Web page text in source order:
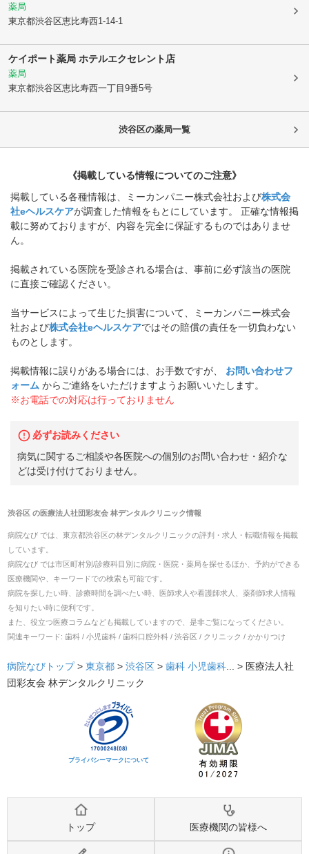
薬局
東京都渋谷区恵比寿西1-14-1
ケイポート薬局 ホテルエクセレント店
薬局
東京都渋谷区恵比寿西一丁目9番5号
渋谷区の薬局一覧
《掲載している情報についてのご注意》
掲載している各種情報は、ミーカンパニー株式会社および株式会
社eヘルスケアが調査した情報をもとにしています。 正確な情報掲
載に努めておりますが、内容を完全に保証するものではありませ
ん。
掲載されている医院を受診される場合は、事前に必ず該当の医院
に直接ご確認ください。
当サービスによって生じた損害について、ミーカンパニー株式会
社および株式会社eヘルスケアではその賠償の責任を一切負わない
ものとします。
掲載情報に誤りがある場合には、お手数ですが、
お問い合わせフ
ォーム からご連絡をいただけますようお願いいたします。
※お電話での対応は行っておりません
必ずお読みください
病気に関するご相談や各医院への個別のお問い合わせ・紹介な
どは受け付けておりません。
渋谷区の医療法人社団彩友会 林デンタルクリニック情報
病院なび では、 東京都渋谷区の林デンタルクリニックの評判・求人・転職情報を掲載
しています。
病院なび では市区町村別/診療科目別に病院・医院・薬局を探せるほか、予約ができる
医療機関や、キーワードでの検索も可能です。
病院を探したい時、診療時間を調べたい時、医師求人や看護師求人、薬剤師求人情報
を知りたい時に便利です。
また、役立つ医療コラムなども掲載していますので、是非ご覧になってください。
関連キーワード: 歯科 / 小児歯科 / 歯科口腔外科 / 渋谷区 / クリニック / かかりつけ
病院なびトップ> 東京都 > 渋谷区 > 歯科 小児歯科 ... > 医療法人社
団彩友会 林デンタルクリニック
プライバシーマークについて
トップ 医療機関の皆様へ